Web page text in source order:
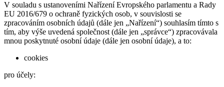
V souladu s ustanoveními Nařízení Evropského parlamentu a Rady
EU 2016/679 o ochraně fyzických osob, v souvislosti se
zpracováním osobních údajů (dále jen „Nařízení“) souhlasím tímto s
tím, aby výše uvedená společnost (dále jen „správce“) zpracovávala
mnou poskytnuté osobní údaje (dále jen osobní údaje), a to:
cookies
pro účely: